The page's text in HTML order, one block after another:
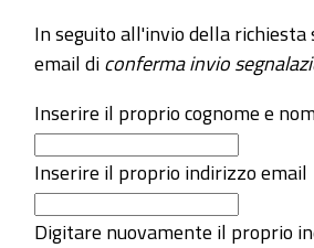
In seguito all'invio della richiesta
email diconferma invio
Inserire il proprio cognome e
Inserire il proprio indirizzo email
Digitare nuovamente il proprio